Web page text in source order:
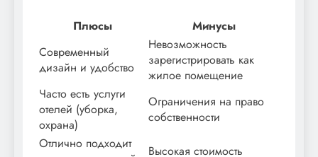
Плюсы
Минусы
Современный
дизайн и удобство
Невозможность
зарегистрировать как
жилое помещение
Часто есть услуги
отелей (уборка,
охрана)
Ограничения на право
собственности
Отлично подходит
Высокая стоимость